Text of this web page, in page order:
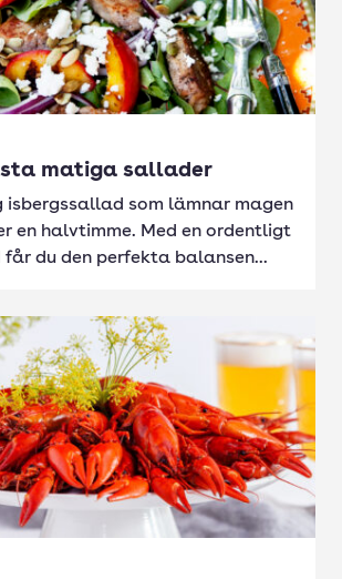
matiga sallader
isbergssallad som lämnar magen
en halvtimme. Med en ordentligt
du den perfekta balansen...